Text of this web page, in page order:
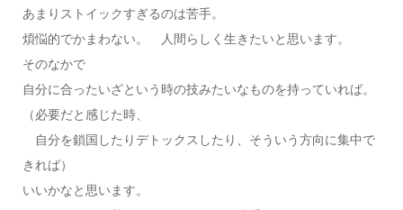
あまりストイックすぎるのは苦手。
煩悩的でかまわない。 人間らしく生きたいと思います。
そのなかで
自分に合ったいざという時の技みたいなものを持っていれば。
（必要だと感じた時、
自分を鎖国したりデトックスしたり、そういう方向に集中で
きれば）
いいかなと思います。